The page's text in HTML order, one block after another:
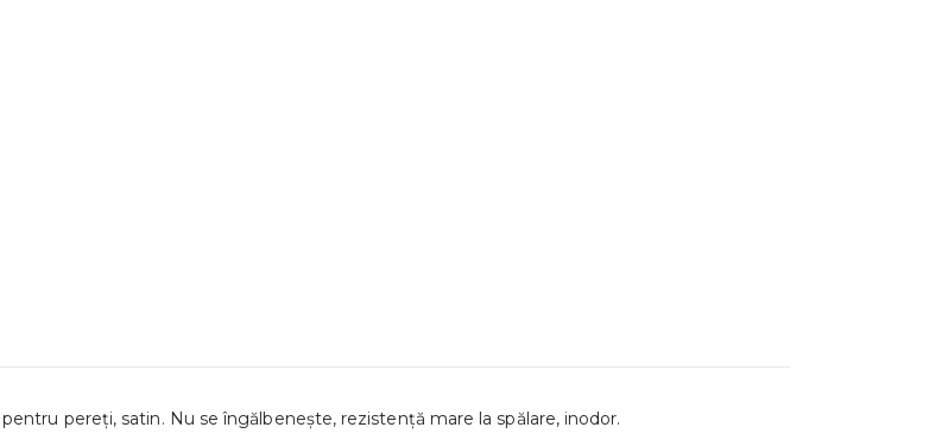
pereți, satin. Nu se îngălbenește, rezistență mare la spălare, inodor.